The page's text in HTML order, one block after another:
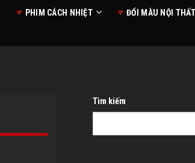
PHIM CÁCH NHIỆT ĐỔI MÀU NỘI THẤT
Tìm kiếm